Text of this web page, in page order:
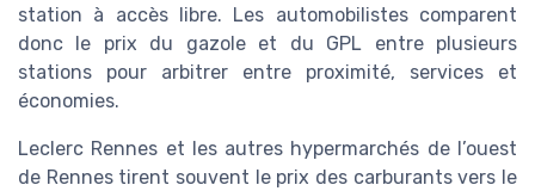
station à accès libre. Les automobilistes comparent
donc le prix du gazole et du GPL entre plusieurs
stations pour arbitrer entre proximité, services et
économies.
Leclerc Rennes et les autres hypermarchés de l’ouest
de Rennes tirent souvent le prix des carburants vers le